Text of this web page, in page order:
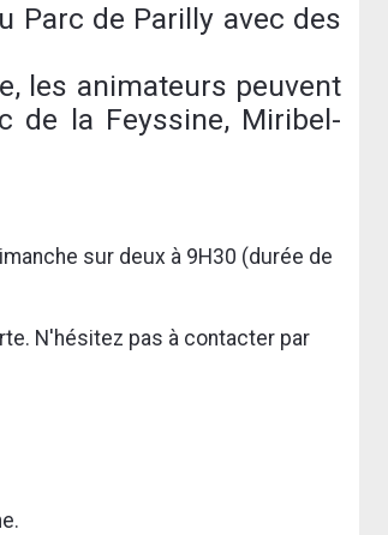
Parc de Parilly avec des
les animateurs peuvent
de la Feyssine, Miribel-
sur deux à 9H30 (durée de
N'hésitez pas à contacter par